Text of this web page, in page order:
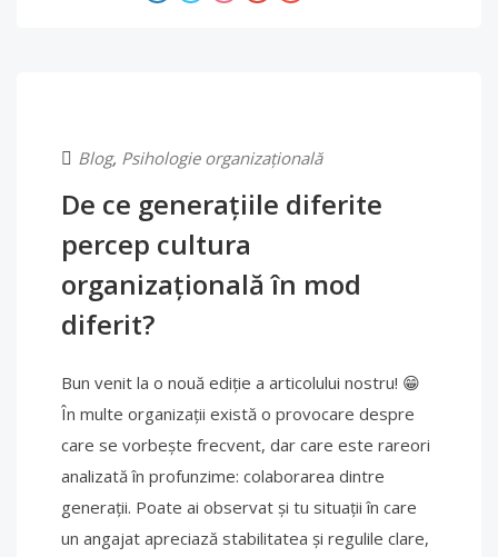
Blog, Psihologie organizațională
De ce generațiile diferite
percep cultura
organizațională în mod
diferit?
Bun venit la o nouă ediție a articolului nostru! 😁
În multe organizații există o provocare despre
care se vorbește frecvent, dar care este rareori
analizată în profunzime: colaborarea dintre
generații. Poate ai observat și tu situații în care
un angajat apreciază stabilitatea și regulile clare,